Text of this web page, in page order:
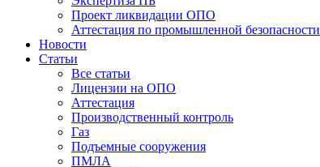
Проект ликвидации ОПО
Аттестация по промышленной безопасности
Новости
Статьи
Все статьи
Лицензии на ОПО
Аттестация
Производственный контроль
Газ
Подъемные сооружения
ПМЛА